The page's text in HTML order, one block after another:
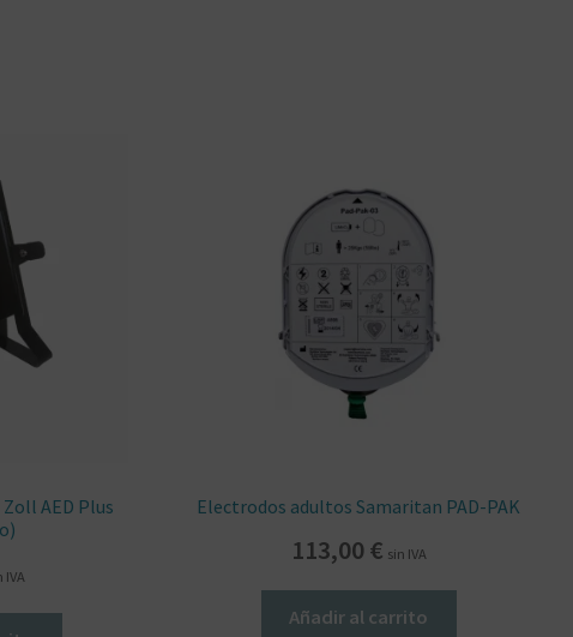
AED Plus
IVA
Electrodos adultos Samaritan PAD-PAK
113,00€ sin IVA
Añadir al carrito